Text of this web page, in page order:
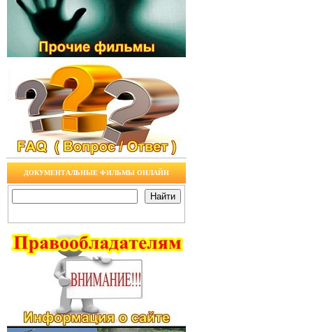
ДОКУМЕНТАЛЬНЫЕ ФИЛЬМЫ ОНЛАЙН